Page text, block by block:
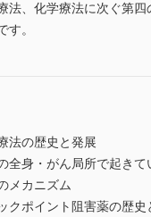
法、化学療法に次ぐ第
す。
法の歴史と発展
全身・がん局所で起きて
メカニズム
クポイント阻害薬の歴史